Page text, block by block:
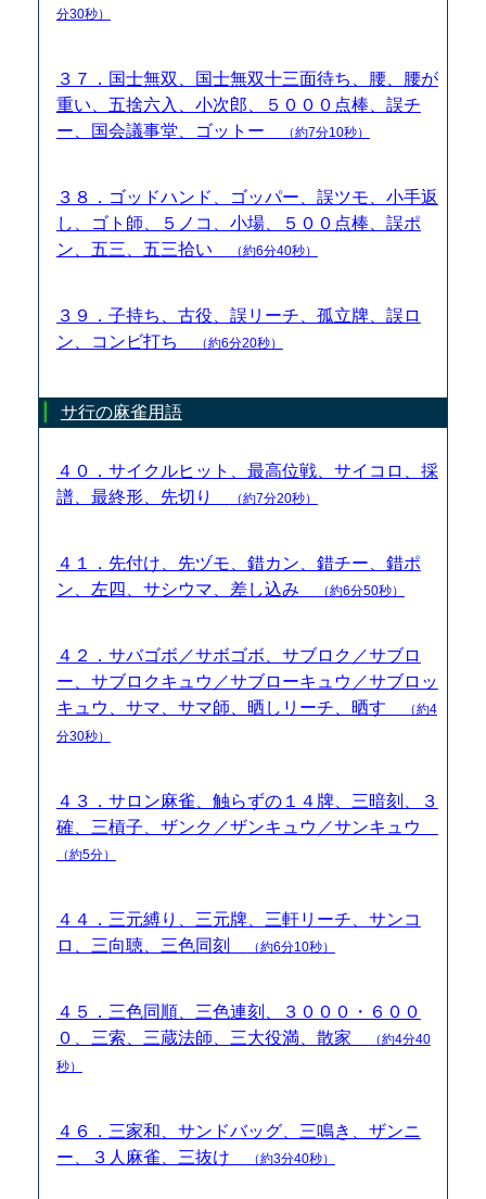
分30秒）
３７．国士無双、国士無双十三面待ち、腰、腰が
重い、五捨六入、小次郎、５０００点棒、誤チ
ー、国会議事堂、ゴットー
（約7分10秒）
３８．ゴッドハンド、ゴッパー、誤ツモ、小手返
し、ゴト師、５ノコ、小場、５００点棒、誤ポ
ン、五三、五三拾い
（約6分40秒）
３９．子持ち、古役、誤リーチ、孤立牌、誤ロ
ン、コンビ打ち
（約6分20秒）
サ行の麻雀用語
４０．サイクルヒット、最高位戦、サイコロ、採
譜、最終形、先切り
（約7分20秒）
４１．先付け、先ヅモ、錯カン、錯チー、錯ポ
ン、左四、サシウマ、差し込み
（約6分50秒）
４２．サバゴボ／サボゴボ、サブロク／サブロ
ー、サブロクキュウ／サブローキュウ／サブロッ
キュウ、サマ、サマ師、晒しリーチ、晒す
（約4
分30秒）
４３．サロン麻雀、触らずの１４牌、三暗刻、３
確、三槓子、ザンク／ザンキュウ／サンキュウ
（約5分）
４４．三元縛り、三元牌、三軒リーチ、サンコ
ロ、三向聴、三色同刻
（約6分10秒）
４５．三色同順、三色連刻、３０００・６００
０、三索、三蔵法師、三大役満、散家
（約4分40
秒）
４６．三家和、サンドバッグ、三鳴き、ザンニ
ー、３人麻雀、三抜け
（約3分40秒）